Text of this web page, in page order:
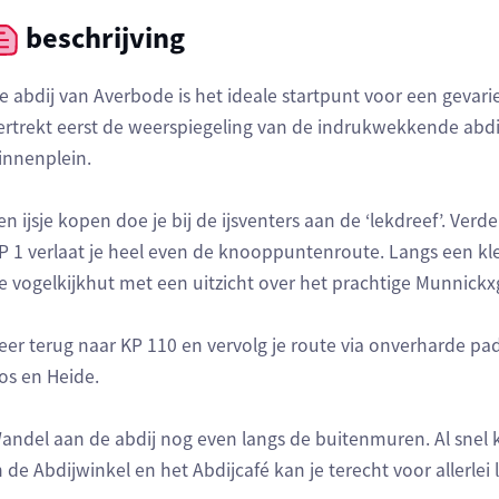
beschrijving
abdij van Averbode is het ideale startpunt voor een
eerst de weerspiegeling van de indrukwekkende
ijsje kopen doe je bij de ijsventers aan de ‘lekdreef’.
1 verlaat je heel even de knooppuntenroute. Langs een
vogelkijkhut met een uitzicht over het prachtige
terug naar KP 110 en vervolg je route via onverharde
en Heide.
aan de abdij nog even langs de buitenmuren. Al
de Abdijwinkel en het Abdijcafé kan je terecht voor allerlei